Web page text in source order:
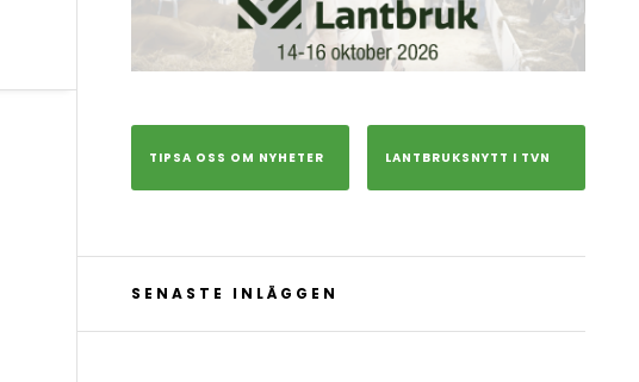
TIPSA OSS OM NYHETER LANTBRUKSNYTT I TVN
SENASTE INLÄGGEN